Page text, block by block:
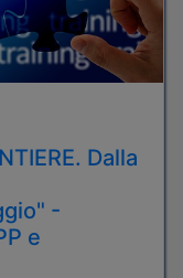
Dalla
-
e